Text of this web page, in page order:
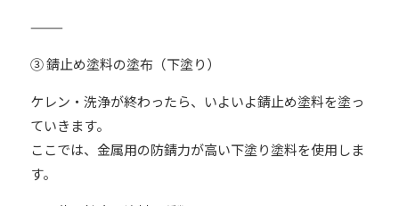
⸻
③ 錆止め塗料の塗布（下塗り）
ケレン・洗浄が終わったら、いよいよ錆止め塗料を塗っ
ていきます。
ここでは、金属用の防錆力が高い下塗り塗料を使用しま
す。